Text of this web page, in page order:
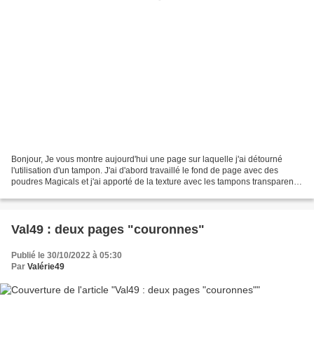
Bonjour, Je vous montre aujourd'hui une page sur laquelle j'ai détourné
l'utilisation d'un tampon. J'ai d'abord travaillé le fond de page avec des
poudres Magicals et j'ai apporté de la texture avec les tampons transparents
Val49 : deux pages "couronnes"
Publié le 30/10/2022 à 05:30
Par Valérie49